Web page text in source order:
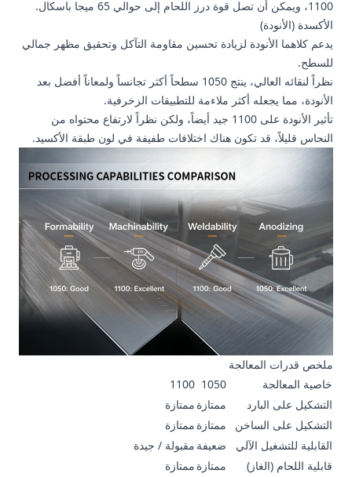
1100، ويمكن أن تصل قوة درز اللحام إلى حوالي 65 ميجا باسكال.
الأكسدة (الأنودة)
يدعم كلاهما الأنودة لزيادة تحسين مقاومة التآكل وتحقيق مظهر جمالي
للسطح.
نظراً لنقائه العالي، ينتج 1050 سطحاً أكثر تجانساً ولمعاناً أفضل بعد
الأنودة، مما يجعله أكثر ملاءمة للتطبيقات الزخرفية.
تأثير الأنودة على 1100 جيد أيضاً، ولكن نظراً لارتفاع محتواه من
النحاس قليلاً، قد تكون هناك اختلافات طفيفة في لون طبقة الأكسيد.
ملخص قدرات المعالجة
خاصية المعالجة
1050
1100
التشكيل على البارد
ممتازة ممتازة
التشكيل على الساخن
ممتازة ممتازة
القابلية للتشغيل الآلي
ضعيفة مقبولة / جيدة
قابلية اللحام (الغاز)
ممتازة ممتازة